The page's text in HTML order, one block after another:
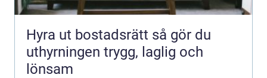
Hyra ut bostadsrätt så gör du
uthyrningen trygg, laglig och
lönsam